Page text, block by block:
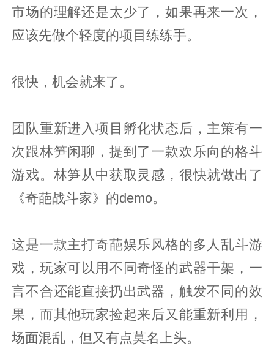
市场的理解还是太少了，如果再来一次，
应该先做个轻度的项目练练手。
很快，机会就来了。
团队重新进入项目孵化状态后，主策有一
次跟林笋闲聊，提到了一款欢乐向的格斗
游戏。林笋从中获取灵感，很快就做出了
《奇葩战斗家》的demo。
这是一款主打奇葩娱乐风格的多人乱斗游
戏，玩家可以用不同奇怪的武器干架，一
言不合还能直接扔出武器，触发不同的效
果，而其他玩家捡起来后又能重新利用，
场面混乱，但又有点莫名上头。